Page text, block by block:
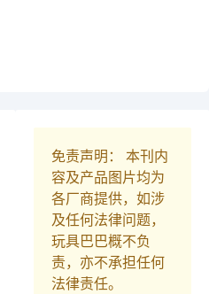
免责声明： 本刊内
容及产品图片均为
各厂商提供，如涉
及任何法律问题，
玩具巴巴概不负
责，亦不承担任何
法律责任。